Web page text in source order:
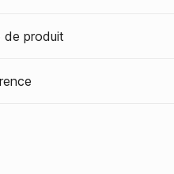
de produit